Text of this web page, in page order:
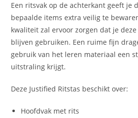
Een ritsvak op de achterkant geeft je
bepaalde items extra veilig te
kwaliteit zal ervoor zorgen dat je
blijven gebruiken. Een ruime fijn
gebruik van het leren materiaal een
uitstraling krijgt.
Deze Justified Ritstas beschikt over:
Hoofdvak met rits